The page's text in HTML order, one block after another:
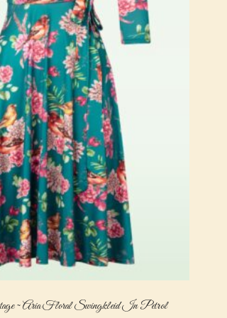
~ Aria Floral Swingkleid In Petrol